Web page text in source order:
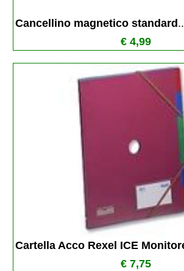
Cancellino magnetico standard
€ 4,99
Cartella Acco Rexel ICE
€ 7,75